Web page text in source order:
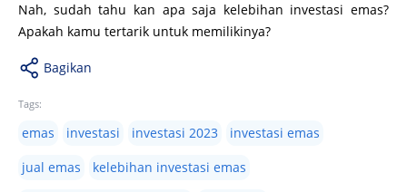
Nah, sudah tahu kan apa saja kelebihan investasi emas?
Apakah kamu tertarik untuk memilikinya?
Bagikan
Tags:
emas investasi investasi 2023
investasi emas
jual emas
kelebihan investasi emas